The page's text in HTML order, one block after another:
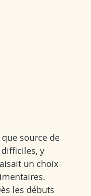
source de
y
un choix
les débuts